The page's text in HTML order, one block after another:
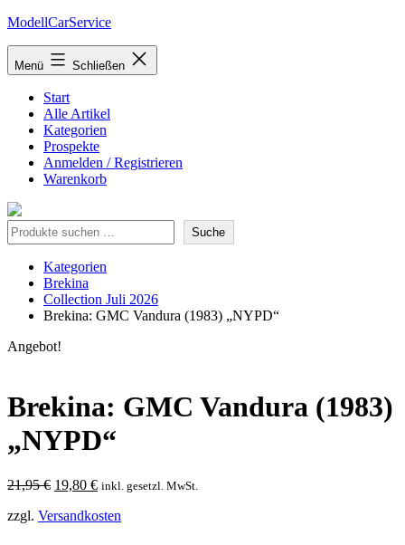
Zum
springen
ModellCarService
Menü Schließen
Start
Alle Artikel
Kategorien
Prospekte
Anmelden / Registrieren
Warenkorb
Suche Suche
Kategorien
Brekina
Collection Juli 2026
Brekina: GMC Vandura (1983) „NYPD“
Angebot!
Brekina: GMC Vandura (1983)
„NYPD“
21,95€ Ursprünglicher
war:
19,80 €Aktueller
ist:
inkl. gesetzl. MwSt.
zzgl. Versandkosten